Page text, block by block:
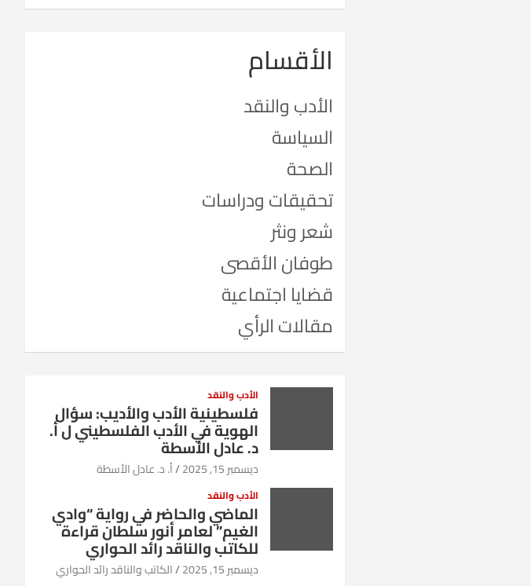
الأقسام
الأدب والنقد
السياسة
الصحة
تحقيقات ودراسات
شعر ونثر
طوفان الأقصى
قضايا اجتماعية
مقالات الرأي
الأدب والنقد
فلسطينية الأدب والأديب: سؤال
الهوية في الأدب الفلسطيني ل أ.
د. عادل الأسطة
ديسمبر 15, 2025 أ. د. عادل الأسطة
الأدب والنقد
الماضي والحاضر في رواية “وادي
الغيم” لعامر أنور سلطان قراءة
للكاتب والناقد رائد الحواري
ديسمبر 15, 2025 الكاتب والناقد رائد الحواري